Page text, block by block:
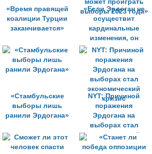
«Время правящей
коалиции Турции
заканчивается»
«Если Эрдоган не
осуществит
кардинальные
изменения, он
может проиграть
выборы 2023 года»
«Стамбульские
выборы лишь
ранили Эрдогана»
NYT: Причиной
поражения
Эрдогана на
выборах стал
экономический
кризис